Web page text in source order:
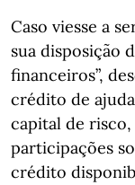
Caso viesse a
sua disposição
financeiros”,
crédito de
capital de risco,
participações
crédito